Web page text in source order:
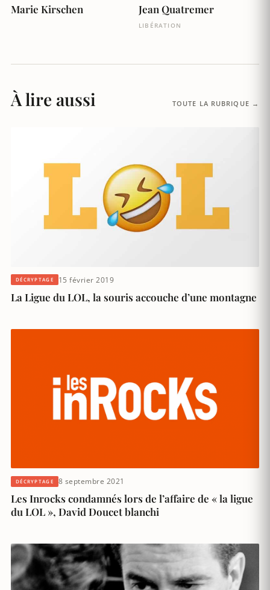
Marie Kirschen Jean Quatremer
LIBÉRATION
À lire aussi TOUTE LA RUBRIQUE →
DÉCRYPTAGE 15 février 2019
La Ligue du LOL, la souris accouche d’une montagne
DÉCRYPTAGE 8 septembre 2021
Les Inrocks condamnés lors de l’affaire de « la ligue
du LOL », David Doucet blanchi